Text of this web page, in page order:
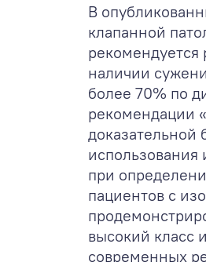
В
клапанной
наличии
более 70% по
рекомендации
при
пациентов с
высокий класс
современных